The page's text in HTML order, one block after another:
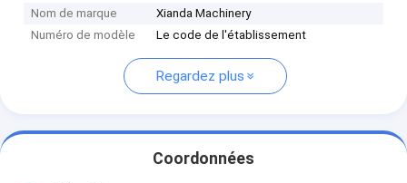
Nom de marque
Xianda Machinery
Numéro de modèle
Le code de l'établissement
Regardez plus
Coordonnées